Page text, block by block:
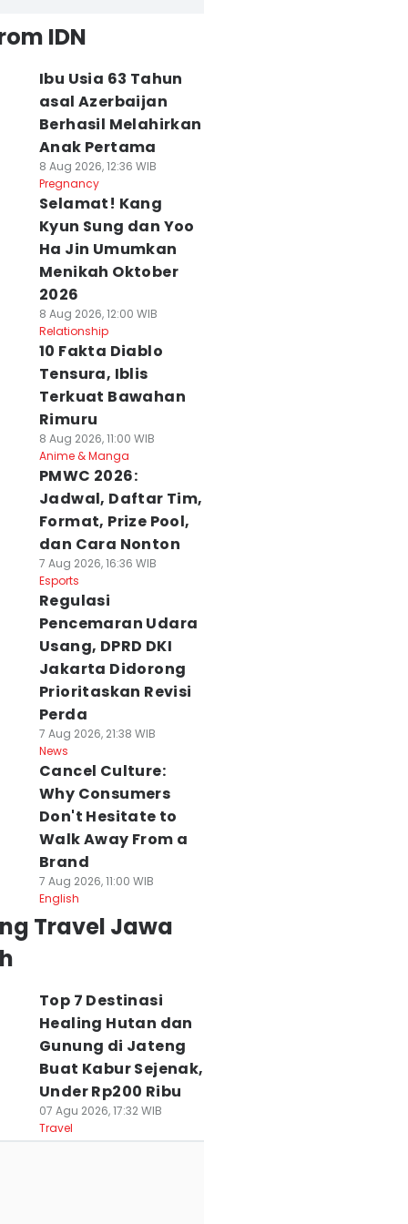
IDN
Ibu Usia 63 Tahun
asal Azerbaijan
Berhasil Melahirkan
Anak Pertama
8 Aug 2026, 12:36 WIB
Pregnancy
Selamat! Kang
Kyun Sung dan Yoo
Ha Jin Umumkan
Menikah Oktober
2026
8 Aug 2026, 12:00 WIB
Relationship
10 Fakta Diablo
Tensura, Iblis
Terkuat Bawahan
Rimuru
8 Aug 2026, 11:00 WIB
Anime & Manga
PMWC 2026:
Jadwal, Daftar Tim,
Format, Prize Pool,
dan Cara Nonton
7 Aug 2026, 16:36 WIB
Esports
Regulasi
Pencemaran Udara
Usang, DPRD DKI
Jakarta Didorong
Prioritaskan Revisi
Perda
7 Aug 2026, 21:38 WIB
News
Cancel Culture:
Why Consumers
Don't Hesitate to
Walk Away From a
Brand
7 Aug 2026, 11:00 WIB
English
Travel Jawa
Top 7 Destinasi
Healing Hutan dan
Gunung di Jateng
Buat Kabur Sejenak,
Under Rp200 Ribu
07 Agu 2026, 17:32 WIB
Travel